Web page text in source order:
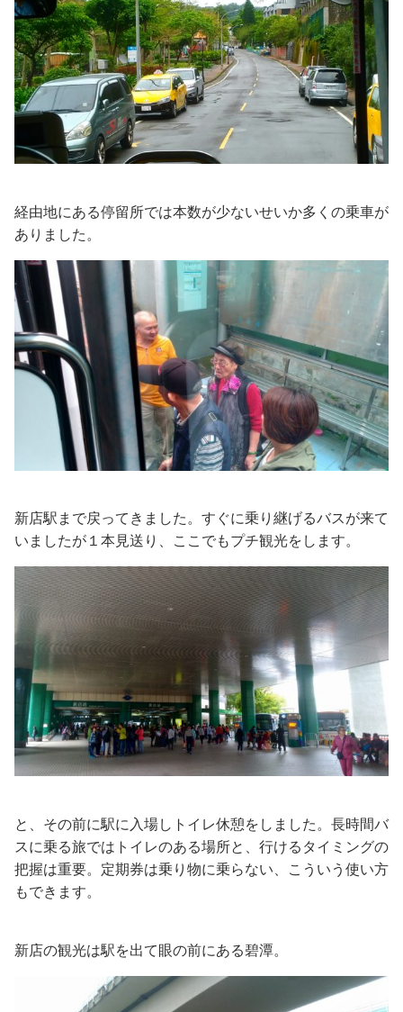
経由地にある停留所では本数が少ないせいか多くの乗車が
ありました。
新店駅まで戻ってきました。すぐに乗り継げるバスが来て
いましたが１本見送り、ここでもプチ観光をします。
と、その前に駅に入場しトイレ休憩をしました。長時間バ
スに乗る旅ではトイレのある場所と、行けるタイミングの
把握は重要。定期券は乗り物に乗らない、こういう使い方
もできます。
新店の観光は駅を出て眼の前にある碧潭。